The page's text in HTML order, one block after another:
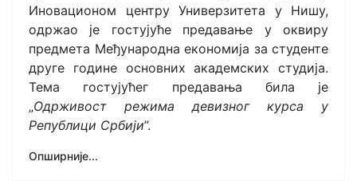
Иновационом центру Универзитета у Нишу,
одржао је гостујуће предавање у оквиру
предмета Међународна економија за студенте
друге године основних академских студија.
Тема гостујућег предавања била је
„Одрживост режима девизног курса у
Републици Србији”.
Опширније...